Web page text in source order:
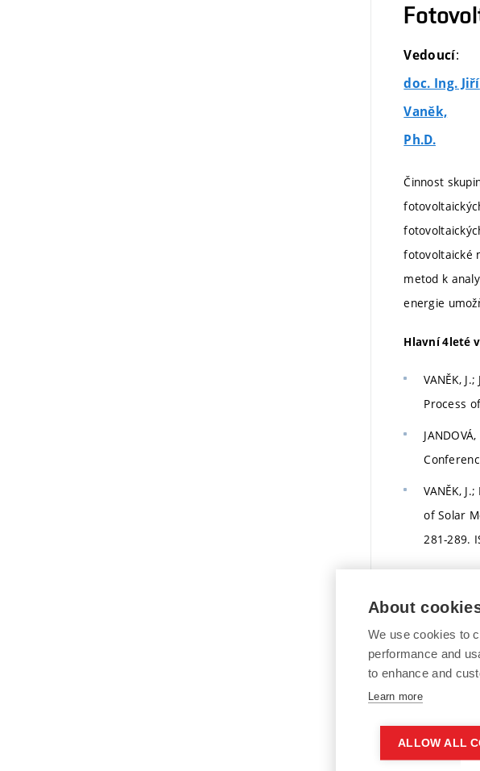
Vedoucí:
doc. Ing. Jiří
Vaněk,
Ph.D.
Činnost
fotovoltaické
metod k
energie
Hlavní 4leté
VANĚK,
Process
VANĚK,
of Solar
281-289.
Vedoucí :
prof. Ing.
Grmela,
About
We use cookies to
performance and
to enhance and
Learn more
ALLOW ALL